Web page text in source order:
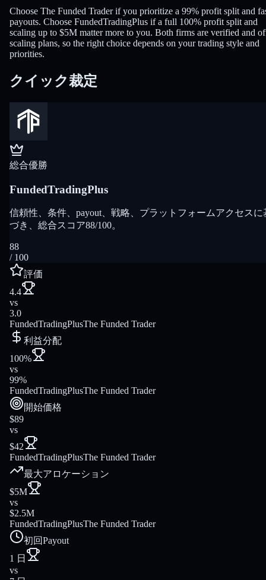
Choose The Funded Trader if you prioritize a 99% profit split and
payouts. Choose FundedTradingPlus if a full 100% profit split and
scaling up to $5M matter more to you. Both firms are verified and
scaling plans, so the right choice depends on your trading style and
priorities.
クイック裁定
総合優勝
FundedTradingPlus
信頼性、条件、payout、戦略、プラットフォームアクセスに
づき、総合スコア88/100。
88
/ 100
評価
4.4
vs
3.0
FundedTradingPlusThe Funded Trader
利益分配
100%
vs
99%
FundedTradingPlusThe Funded Trader
開始価格
$89
vs
$42
FundedTradingPlusThe Funded Trader
最大アロケーション
$5M
vs
$2.5M
FundedTradingPlusThe Funded Trader
初回Payout
1 日
vs